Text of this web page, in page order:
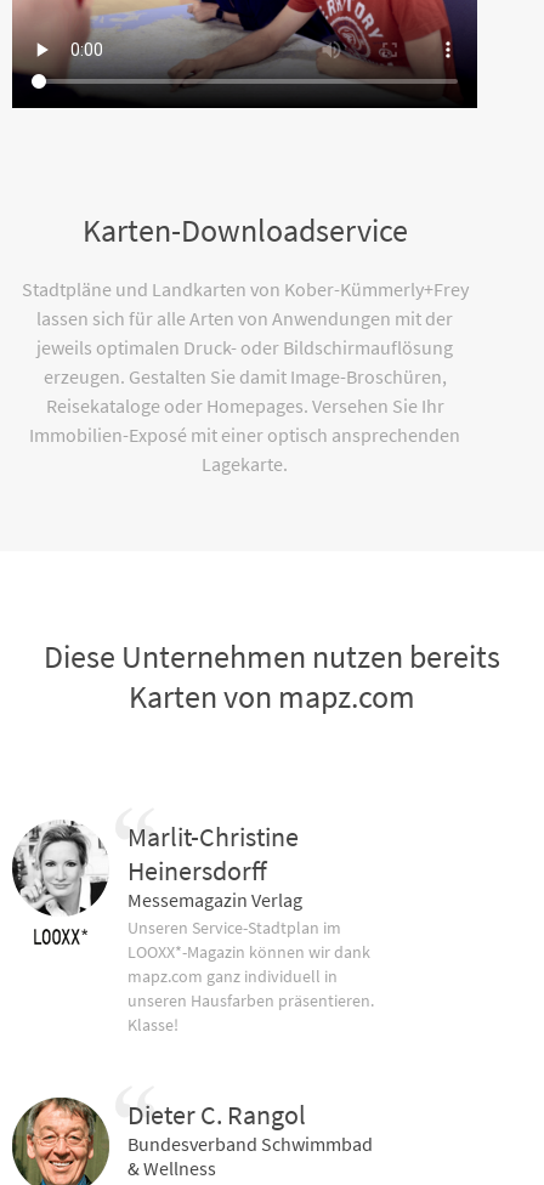
Karten-Downloadservice
Stadtpläne und Landkarten von Kober-Kümmerly+Frey
lassen sich für alle Arten von Anwendungen mit der
jeweils optimalen Druck- oder Bildschirmauflösung
erzeugen. Gestalten Sie damit Image-Broschüren,
Reisekataloge oder Homepages. Versehen Sie Ihr
Immobilien-Exposé mit einer optisch ansprechenden
Lagekarte.
Diese Unternehmen nutzen bereits
Karten von mapz.com
Marlit-Christine
Heinersdorff
Messemagazin Verlag
Unseren Service-Stadtplan im
LOOXX*-Magazin können wir dank
mapz.com ganz individuell in
unseren Hausfarben präsentieren.
Klasse!
Dieter C. Rangol
Bundesverband Schwimmbad
& Wellness